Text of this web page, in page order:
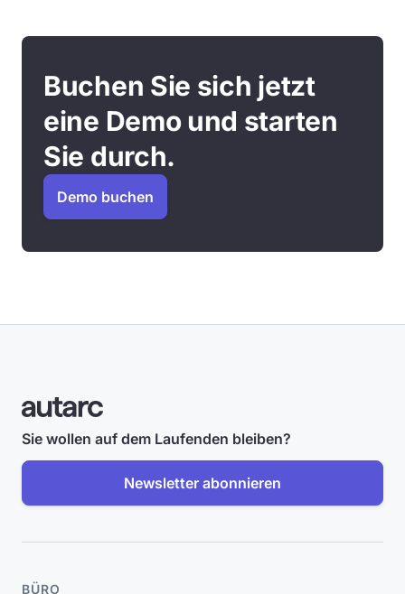
Buchen Sie sich jetzt
eine Demo und starten
Sie durch.
Demo buchen
Sie wollen auf dem Laufenden bleiben?
Newsletter abonnieren
BÜRO